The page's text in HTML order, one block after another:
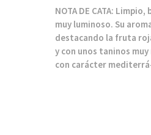
NOTA DE CATA:
muy luminoso. Su
destacando la fruta
y con unos taninos
con carácter